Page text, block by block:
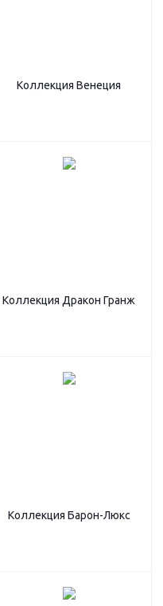
Коллекция Венеция
Коллекция Дракон Гранж
Коллекция Барон-Люкс